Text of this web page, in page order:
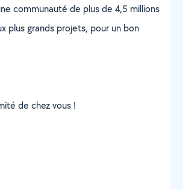
communauté de plus de 4,5 millions
plus grands projets, pour un bon
de chez vous !